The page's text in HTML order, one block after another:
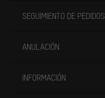
SEGUIMIENTO DE PEDIDOS
ANULACIÓN
INFORMACIÓN